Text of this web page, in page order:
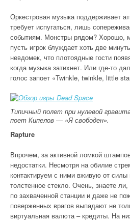
Оркестровая музыка поддерживает
требует испугаться, лишь
событиям. Монстры рядом? Хорошо,
пусть игрок блуждает хоть две
невдомек, что плотоядные гости
когда музыка затихнет. Или где-то
голос запоет «Twinkle, twinkle, little
Типичный полет при нулевой
поет Кипелов — «Я свободен».
Rapture
Впрочем, за активной ломкой
недостатки. Несмотря на обилие
контактируем с ними вживую от силы
толстенное стекло. Очень, знаете
по захваченной станции и даже не
поверженных врагов выпадают не
виртуальная валюта – кредиты. На